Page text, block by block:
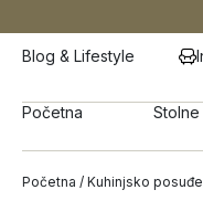
Blog & Lifestyle
Početna
Početna / Kuhinjsko posuđe